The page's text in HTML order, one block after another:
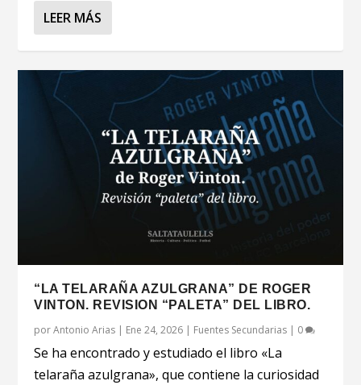
LEER MÁS
“LA TELARAÑA AZULGRANA” DE ROGER
VINTON. REVISION “PALETA” DEL LIBRO.
porAntonio Arias | Ene 24, 2026 | Fuentes Secundarias | 0
Se ha encontrado y estudiado el libro «La
telaraña azulgrana», que contiene la curiosidad